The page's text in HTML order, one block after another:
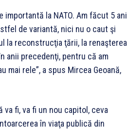
la NATO. Am făcut 5 ani
de variantă, nici nu o caut şi
la reconstrucţia ţării, la renaşterea
anii precedenţi, pentru că am
rele”, a spus Mircea Geoană,
fi, va fi un nou capitol, ceva
în viaţa publică din